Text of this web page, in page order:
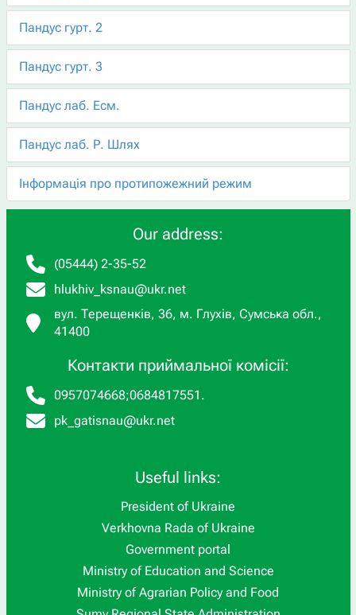
Пандус гурт. 2
Пандус гурт. 3
Пандус лаб. Есм.
Пандус лаб. Р. Шлях
Інформація про протипожежний режим
Our address:
(05444) 2-35-52
hlukhiv_ksnau@ukr.net
вул. Терещенків, 36, м. Глухів, Сумська обл.,
41400
Контакти приймальної комісії:
0957074668;0684817551 .
pk_gatisnau@ukr.net
Useful links:
President of Ukraine
Verkhovna Rada of Ukraine
Government portal
Ministry of Education and Science
Ministry of Agrarian Policy and Food